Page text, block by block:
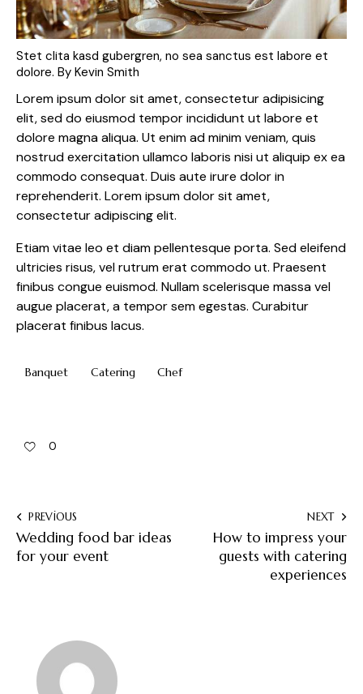
Stet clita kasd gubergren, no sea sanctus est labore et
dolore. By Kevin Smith
Lorem ipsum dolor sit amet, consectetur adipisicing
elit, sed do eiusmod tempor incididunt ut labore et
dolore magna aliqua. Ut enim ad minim veniam, quis
nostrud exercitation ullamco laboris nisi ut aliquip ex ea
commodo consequat. Duis aute irure dolor in
reprehenderit. Lorem ipsum dolor sit amet,
consectetur adipiscing elit.
Etiam vitae leo et diam pellentesque porta. Sed eleifend
ultricies risus, vel rutrum erat commodo ut. Praesent
finibus congue euismod. Nullam scelerisque massa vel
augue placerat, a tempor sem egestas. Curabitur
placerat finibus lacus.
Banquet Catering Chef
0
PREVIOUS
Wedding food bar ideas
for your event
NEXT
How to impress your
guests with catering
experiences